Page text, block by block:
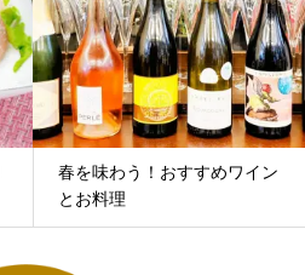
春を味わう！おすすめワイン
とお料理